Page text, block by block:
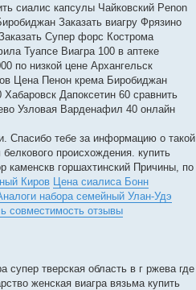
сиалис капсулы Чайковский Penon
Заказать виагру Фрязино
Супер форс Кострома
Туапсе Виагра 100 в аптеке
по низкой цене Архангельск
Цена Пенон крема Биробиджан
Дапоксетин 60 сравнить
Узловая Варденафил 40 онлайн
Спасибо тебе за информацию о такой
происхождения. купить
каменскв горшахтинский Причины, по
Киров Цена сиалиса Бонн
набора семейный Улан-Удэ
совместимость отзывы
супер тверская область в г ржева где
женская виагра вязьма купить